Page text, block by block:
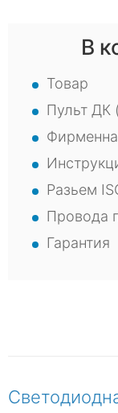
В
Товар
Пульт ДК
Разьем
Провода
Гарантия